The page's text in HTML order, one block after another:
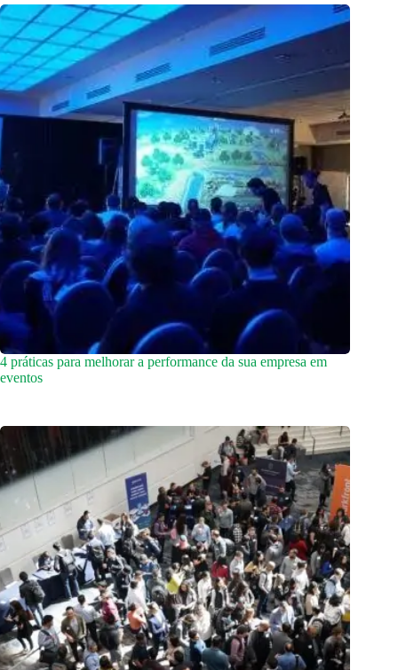
4 práticas para melhorar a performance da sua empresa em
eventos